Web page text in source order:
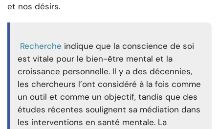
et nos désirs.
Recherche indique que la conscience de soi
est vitale pour le bien-être mental et la
croissance personnelle. Il y a des décennies,
les chercheurs l’ont considéré à la fois comme
un outil et comme un objectif, tandis que des
études récentes soulignent sa médiation dans
les interventions en santé mentale. La